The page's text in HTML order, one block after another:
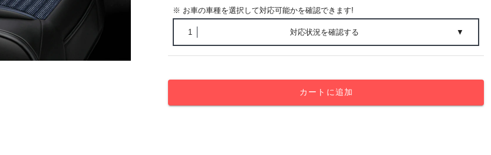
※ お車の車種を選択して対応可能かを確認できます!
1 対応状況を確認する ▼
カートに追加